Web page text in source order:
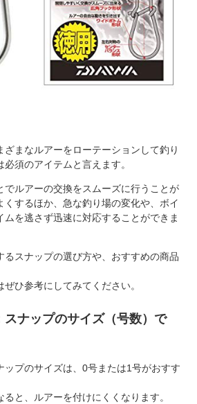
ざまなルアーをローテーションして釣り
須のアイテムと言えます。
でルアーの交換をスムーズに行うことが
くするほか、急な釣り場の変化や、ボイ
ムを逃さず迅速に対応することができま
るスナップの選び方や、おすすめの商品
ひ参考にしてみてください。
スナップのサイズ（号数）で
ップのサイズは、0号または1号がおすす
と、ルアーを付けにくくなります。